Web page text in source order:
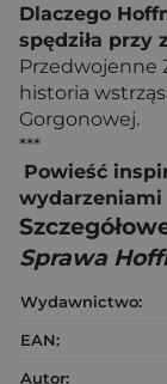
Dlaczego
spędziła przy
Przedwojenne
historia
Gorgonowej.
***
Powieść
wydarzeniami
Sprawa
Wydawnictwo:
EAN:
Autor: